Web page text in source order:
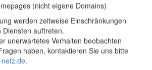
(nicht eigene Domains)
werden zeitweise Einschränkungen
auftreten.
unerwartetes Verhalten beobachten
haben, kontaktieren Sie uns bitte
.